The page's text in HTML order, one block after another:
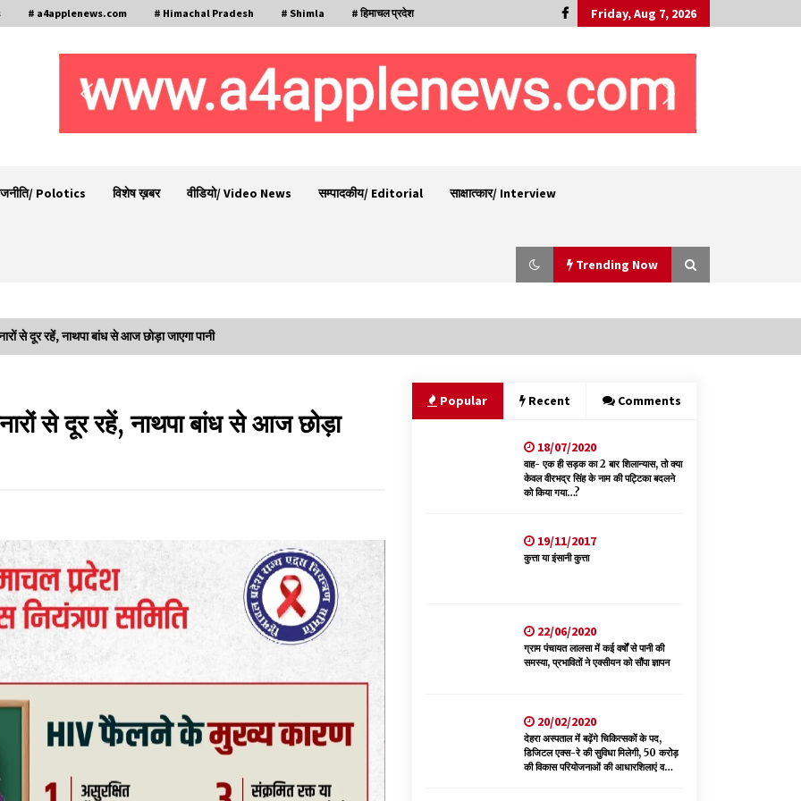
# a4applenews.com # Himachal Pradesh # Shimla # हिमाचल प्रदेश Friday, Aug 7, 2026
Polotics विशेष ख़बर वीडियो/ Video News सम्पादकीय/ Editorial साक्षात्कार/ Interview
Trending Now
07/08/2026
भ्रष्टाचार से अर्जित संपत्ति जब्त कर गरीबों में बांटेगी
हिमाचल सरकार -CM
06/08/2026
में एक दिवसीय ओरिएंटेशन कार्यशाला आयोजित
सार्वजनिक करें: नरेश चौहान
06/08/2026
देहरा पुलिस की बड़ी कार्रवाई- 90 लाख नकद और 2
करोड़के सोने के आभूषण बरामद, 7 आरोपी गिरफ्तार
378.48 करोड़ की लागत से बैलेंस कार्य का अवार्ड जारी :
05/08/2026
से दूर रहें, नाथपा बांध से आज छोड़ा जाएगा पानी
से दूर रहें, नाथपा बांध से आज छोड़ा
Popular Recent Comments
18/07/2020
वाह- एक ही सड़क का 2 बार शिलान्यास, तो क्या
केवल वीरभद्र सिंह के नाम की पट्टिका बदलने
को किया गया…?
19/11/2017
कुत्ता या इंसानी कुत्ता
22/06/2020
ग्राम पंचायत लालसा में कई वर्षों से पानी की
समस्या, प्रभावितों ने एक्सीयन को सौंपा ज्ञापन
20/02/2020
देहरा अस्पताल में बढ़ेंगे चिकित्सकों के पद,
डिजिटल एक्स-रे की सुविधा मिलेगी, 50 करोड़
की विकास परियोजनाओं की आधारशिलाएं व